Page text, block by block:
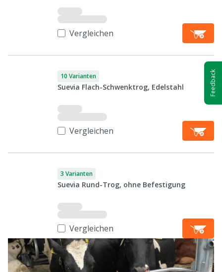
Vergleichen
10 Varianten
Suevia Flach-Schwenktrog, Edelstahl
Vergleichen
3 Varianten
Suevia Rund-Trog, ohne Befestigung
Vergleichen
Feedback